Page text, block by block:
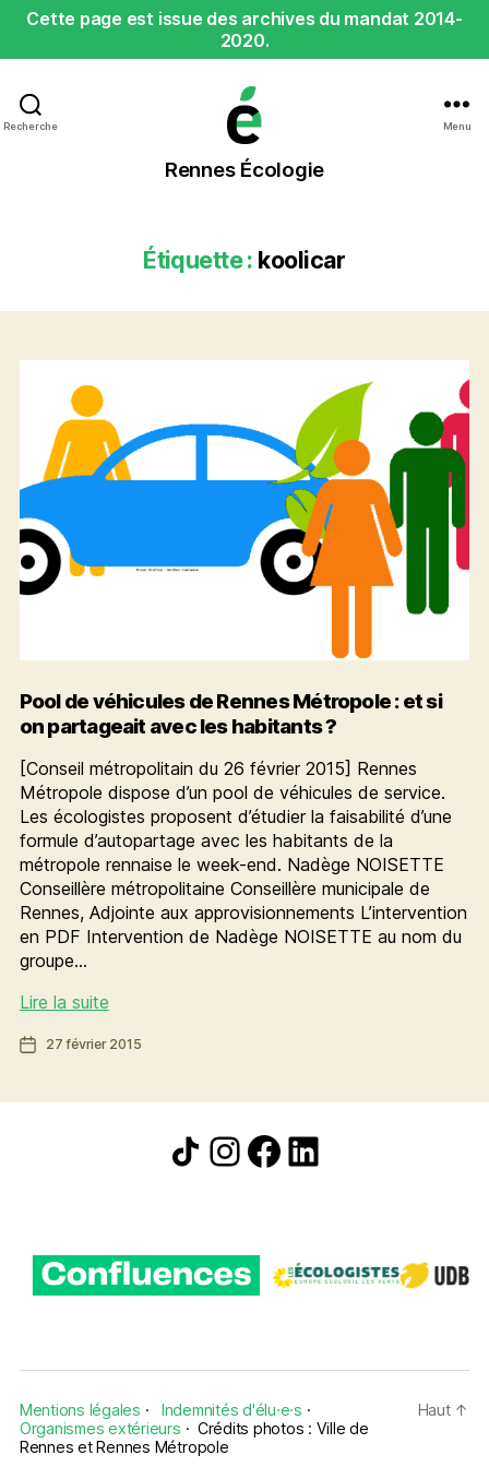
Cette page est issue des archives du mandat 2014-
2020.
Recherche
Rennes
Écologie
Rennes Écologie
Menu
Étiquette : koolicar
Pool de véhicules de Rennes Métropole : et si
on partageait avec les habitants ?
[Conseil métropolitain du 26 février 2015] Rennes
Métropole dispose d’un pool de véhicules de service.
Les écologistes proposent d’étudier la faisabilité d’une
formule d’autopartage avec les habitants de la
métropole rennaise le week-end. Nadège NOISETTE
Conseillère métropolitaine Conseillère municipale de
Rennes, Adjointe aux approvisionnements L’intervention
en PDF Intervention de Nadège NOISETTE au nom du
groupe…
Lire la suitePool
véhicules
Rennes
avec
les
Date27 février 2015
Icône de partage
Instagram
Facebook
LinkedIn
Mentions légales · Indemnités d'élu·e·s ·
Organismes extérieurs · Crédits photos : Ville de
Rennes et Rennes Métropole
Haut ↑